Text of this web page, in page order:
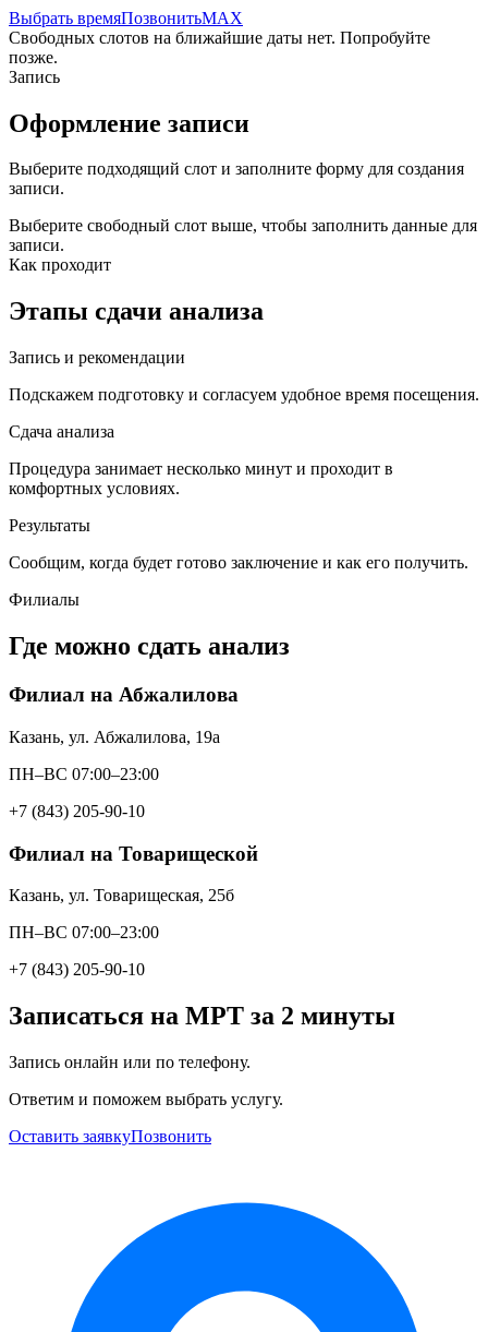
Выбрать времяПозвонитьMAX
Свободных слотов на ближайшие даты нет. Попробуйте
позже.
Запись
Оформление записи
Выберите подходящий слот и заполните форму для создания
записи.
Выберите свободный слот выше, чтобы заполнить данные для
записи.
Как проходит
Этапы сдачи анализа
Запись и рекомендации
Подскажем подготовку и согласуем удобное время посещения.
Сдача анализа
Процедура занимает несколько минут и проходит в
комфортных условиях.
Результаты
Сообщим, когда будет готово заключение и как его получить.
Филиалы
Где можно сдать анализ
Филиал на Абжалилова
Казань, ул. Абжалилова, 19а
ПН–ВС 07:00–23:00
+7 (843) 205-90-10
Филиал на Товарищеской
Казань, ул. Товарищеская, 25б
ПН–ВС 07:00–23:00
+7 (843) 205-90-10
Записаться на МРТ за 2 минуты
Запись онлайн или по телефону.
Ответим и поможем выбрать услугу.
Оставить заявкуПозвонить